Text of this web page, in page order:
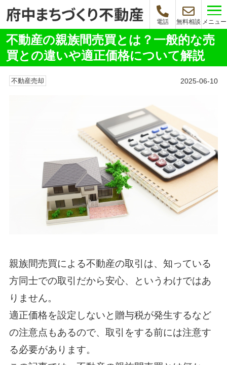
電話 無料相談 メニュー
不動産の親族間売買とは？一般的な売
買との違いや適正価格について解説
不動産売却 2025-06-10
親族間売買による不動産の取引は、知っている
方同士での取引だから安心、というわけではあ
りません。
適正価格を設定しないと贈与税が発生するなど
の注意点もあるので、取引をする前には注意す
る必要があります。